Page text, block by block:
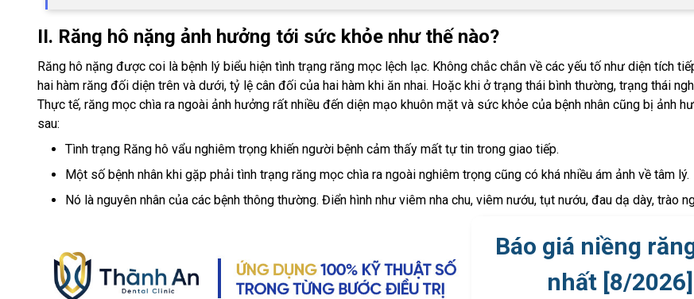
II. Răng hô nặng ảnh hưởng tới sức khỏe như thế nào?
Răng hô nặng được coi là bệnh lý biểu hiện tình trạng răng mọc lệch lạc. Không chắc chắn về các yếu tố như diện tích
hai hàm răng đối diện trên và dưới, tỷ lệ cân đối của hai hàm khi ăn nhai. Hoặc khi ở trạng thái bình thường, trạng thái
Thực tế, răng mọc chìa ra ngoài ảnh hưởng rất nhiều đến diện mạo khuôn mặt và sức khỏe của bệnh nhân cũng bị ảnh
sau:
Tình trạng Răng hô vẩu nghiêm trọng khiến người bệnh cảm thấy mất tự tin trong giao tiếp.
Một số bệnh nhân khi gặp phải tình trạng răng mọc chìa ra ngoài nghiêm trọng cũng có khá nhiều ám ảnh về tâm lý.
Nó là nguyên nhân của các bệnh thông thường. Điển hình như viêm nha chu, viêm nướu, tụt nướu, đau dạ dày, trào
Báo giá niềng
nhất [8/2026]